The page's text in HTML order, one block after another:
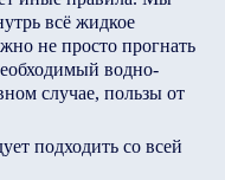
всё жидкое
не просто прогнать
водно­
случае, пользы от
подходить со всей